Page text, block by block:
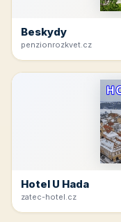
Beskydy
penzionrozkvet.cz
Hotel U Hada
zatec-hotel.cz